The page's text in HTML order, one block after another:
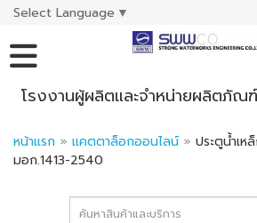
Select Language ▼
โรงงานผู้ผลิตและจำหน่ายผลิตภัณ
หน้าแรก » แคตตาล็อกออนไลน์ » ประตูน้ำเ
มอก.1413-2540